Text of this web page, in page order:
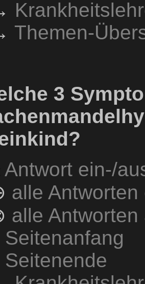
Themen-
3
Antwort ein-/
alle
alle
Seitenanfang
Seitenende